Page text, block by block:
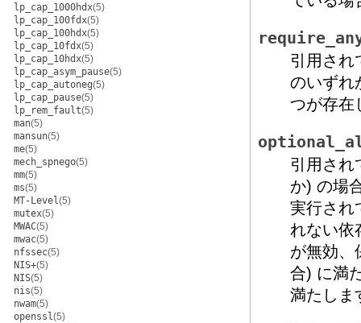
lp_cap_1000hdx(5)
lp_cap_100fdx(5)
lp_cap_100hdx(5)
lp_cap_10fdx(5)
lp_cap_10hdx(5)
lp_cap_asym_pause(5)
lp_cap_autoneg(5)
lp_cap_pause(5)
lp_rem_fault(5)
man(5)
mansun(5)
me(5)
mech_spnego(5)
mm(5)
ms(5)
MT-Level(5)
mutex(5)
MWAC(5)
mwac(5)
nfssec(5)
NIS+(5)
NIS(5)
nis(5)
nwam(5)
openssl(5)
引用され
のいずれ
つが存在
引用され
か) の場
実行され
れない依
が無効、
合) に満
満たしま